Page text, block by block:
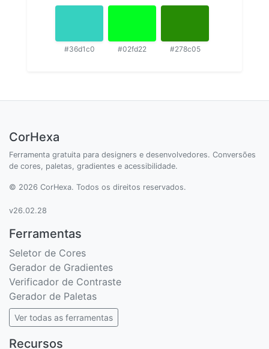
#36d1c0 #02fd22 #278c05
CorHexa
Ferramenta gratuita para designers e desenvolvedores. Conversões
de cores, paletas, gradientes e acessibilidade.
© 2026 CorHexa. Todos os direitos reservados.
v26.02.28
Ferramentas
Seletor de Cores
Gerador de Gradientes
Verificador de Contraste
Gerador de Paletas
Ver todas as ferramentas
Recursos